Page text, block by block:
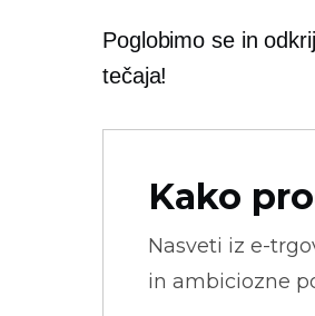
Poglobimo se in
tečaja!
Kako
Nasveti iz e-
in ambiciozne